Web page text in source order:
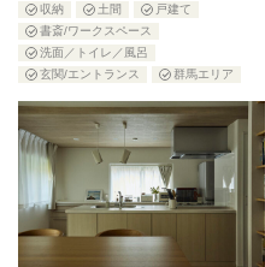
収納 土間
戸建て
書斎/ワークスペース
洗面／トイレ／風呂
玄関/エントランス
群馬エリア